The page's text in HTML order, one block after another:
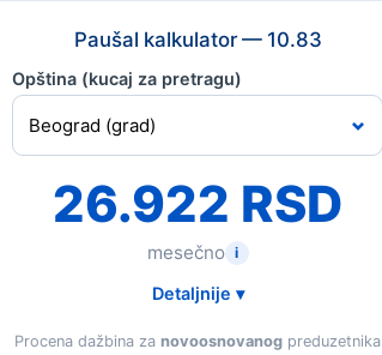
Paušal kalkulator — 10.83
Opština (kucaj za pretragu)
26.922 RSD
mesečno i
Detaljnije ▾
Procena dažbina zanovoosnovanog preduzetnika